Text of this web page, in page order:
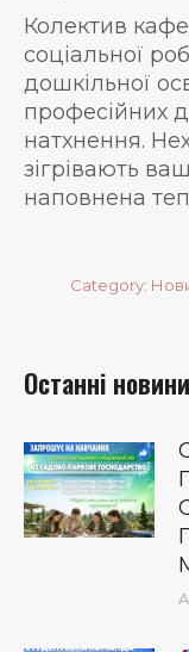
Колектив
соціальної
дошкільної
професійних
натхнення.
зігрівають
наповнена
Category:
Останні новини